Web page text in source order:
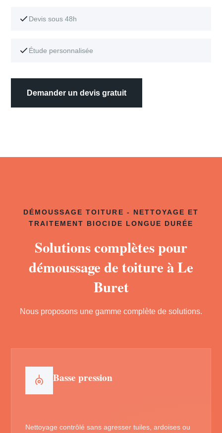
Devis sous 48h
Étude personnalisée
Demander un devis gratuit
DÉMOUSSAGE TOITURE - NETTOYAGE ET
TRAITEMENT BIOCIDE LONGUE DURÉE
Solutions complètes pour
démoussage de toiture à Le
Buret
Nous proposons une gamme complète de solutions.
Basse pression
Nettoyage contrôlé sans agresser tuiles, ardoises ou